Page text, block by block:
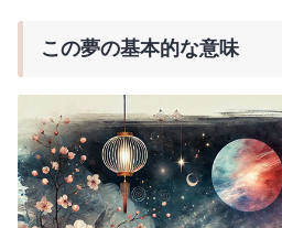
この夢の基本的な意味